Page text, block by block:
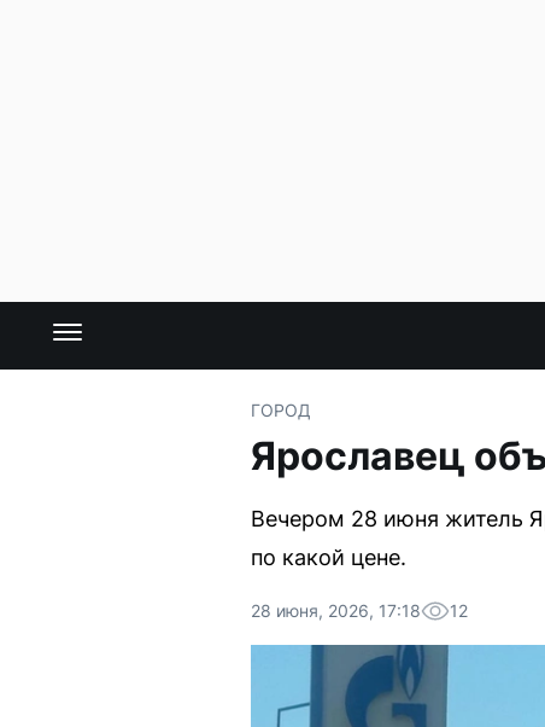
ГОРОД
Ярославец
Вечером 28 июня житель
по какой цене.
28 июня, 2026, 17:18 12